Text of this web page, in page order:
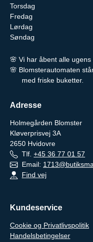
Torsdag
Fredag
Lørdag
Søndag
🌸 Vi har åbent alle
🌸 Blomsterautomaten
med friske buketter.
Adresse
Holmegården Blomster
Kløverprisvej 3A
2650 Hvidovre
Tlf. +45 36 77 01 57
Email:
Find vej
Kundeservice
Cookie og Privatlivspolitik
Handelsbetingelser